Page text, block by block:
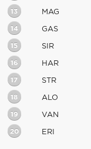
13 MAG
14 GAS
15 SIR
16 HAR
17 STR
18 ALO
19 VAN
20 ERI